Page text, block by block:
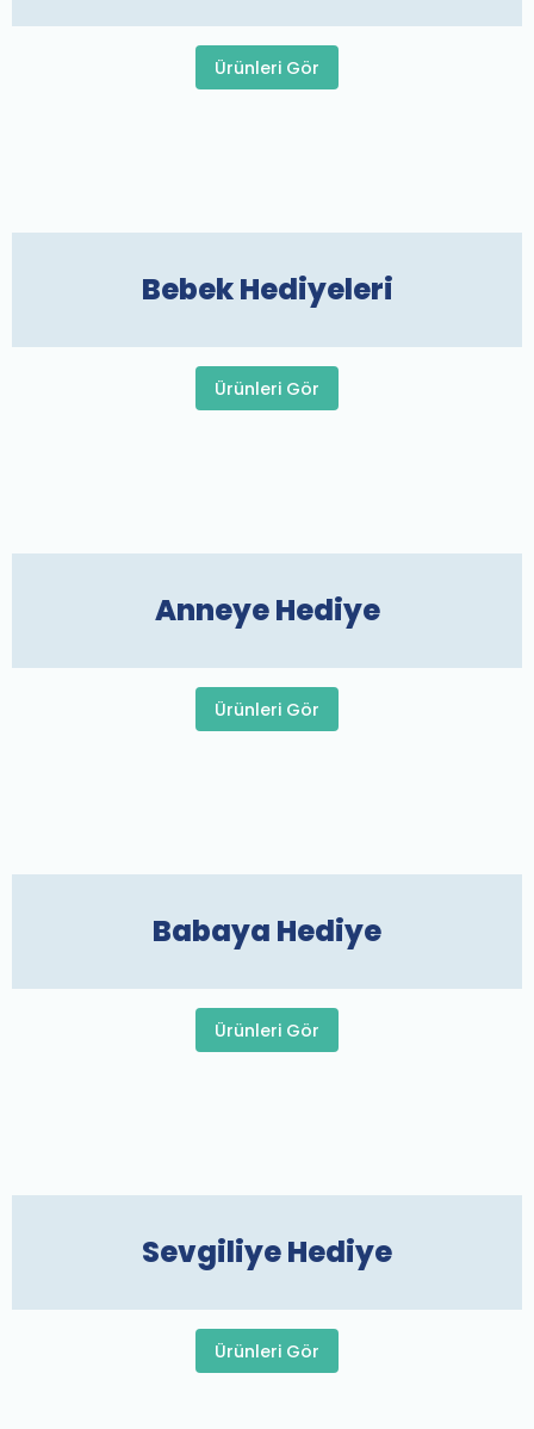
Ürünleri Gör
Bebek Hediyeleri
Ürünleri Gör
Anneye Hediye
Ürünleri Gör
Babaya Hediye
Ürünleri Gör
Sevgiliye Hediye
Ürünleri Gör